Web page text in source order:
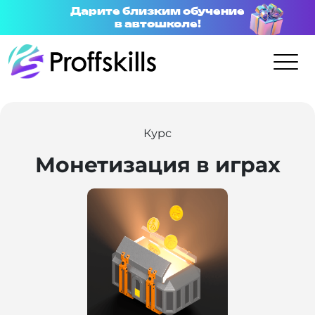
Дарите близким обучение
в автошколе!
Курс
Монетизация в играх